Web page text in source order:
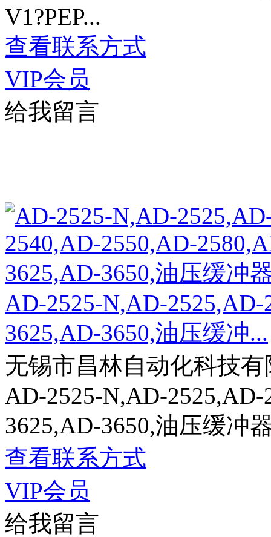
V1?PEP...
查看联系方式
VIP会员
给我留言
AD-2525-N,AD-
3625,AD-3650,油压缓冲...
无锡市昌林自动化科技有
AD-2525-N,AD-
3625,AD-3650,油压缓冲
查看联系方式
VIP会员
给我留言